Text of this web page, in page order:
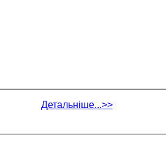
Детальніше...>>